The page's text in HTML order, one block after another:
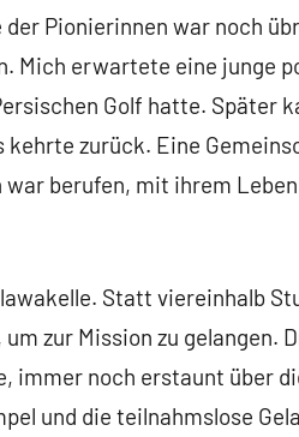
Pionierinnen war noch
Mich erwartete eine junge
Golf hatte. Später
kehrte zurück. Eine
berufen, mit ihrem
Statt viereinhalb
zur Mission zu gelangen.
immer noch erstaunt über
und die teilnahmslose